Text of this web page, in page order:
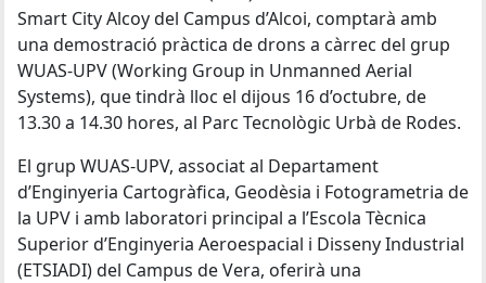
Smart City Alcoy del Campus d’Alcoi, comptarà amb
una demostració pràctica de drons a càrrec del grup
WUAS-UPV (Working Group in Unmanned Aerial
Systems), que tindrà lloc el dijous 16 d’octubre, de
13.30 a 14.30 hores, al Parc Tecnològic Urbà de Rodes.
El grup WUAS-UPV, associat al Departament
d’Enginyeria Cartogràfica, Geodèsia i Fotogrametria de
la UPV i amb laboratori principal a l’Escola Tècnica
Superior d’Enginyeria Aeroespacial i Disseny Industrial
(ETSIADI) del Campus de Vera, oferirà una